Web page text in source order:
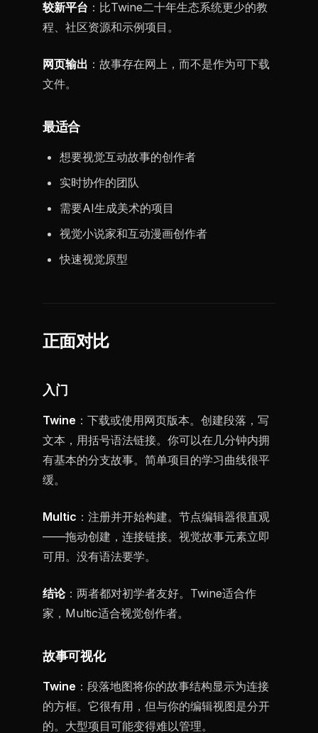
较新平台 ：比Twine二十年生态系统更少的教
程、社区资源和示例项目。
网页输出 ：故事存在网上，而不是作为可下载
文件。
最适合
想要视觉互动故事的创作者
实时协作的团队
需要AI生成美术的项目
视觉小说家和互动漫画创作者
快速视觉原型
正面对比
入门
Twine ：下载或使用网页版本。创建段落，写
文本，用括号语法链接。你可以在几分钟内拥
有基本的分支故事。简单项目的学习曲线很平
缓。
Multic ：注册并开始构建。节点编辑器很直观
——拖动创建，连接链接。视觉故事元素立即
可用。没有语法要学。
结论：两者都对初学者友好。Twine适合作
家，Multic适合视觉创作者。
故事可视化
Twine ：段落地图将你的故事结构显示为连接
的方框。它很有用，但与你的编辑视图是分开
的。大型项目可能变得难以管理。